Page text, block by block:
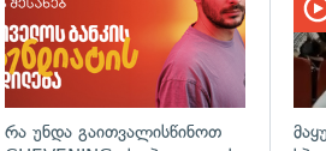
რა უნდა გაითვალისწინოთ